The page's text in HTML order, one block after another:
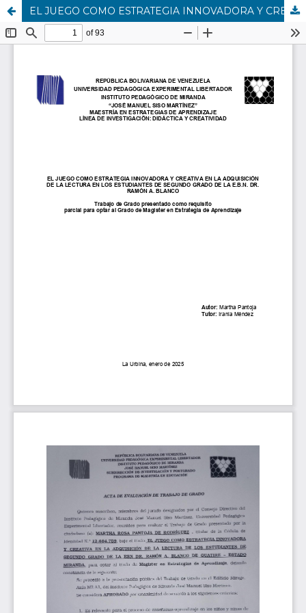
EL JUEGO COMO ESTRATEGIA INNOVADORA Y CREATIVA EN LA ADQUISICIÓN DE LA LECTURA EN LOS ESTUDIANTES DE SEGUNDO GRADO DE LA E.B.N. DR. RAMÓN A. BLANCO